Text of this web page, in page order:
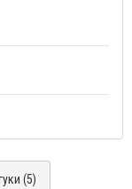
(5)